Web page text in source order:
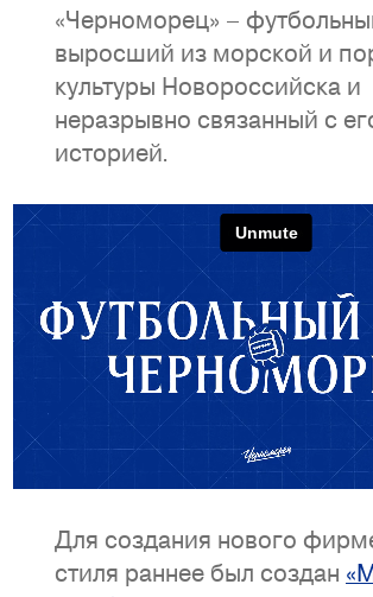
«Черноморец» –
выросший из морской и
культуры Новороссийска и
неразрывно связанный с
историей.
Для создания нового
стиля раннее был создан